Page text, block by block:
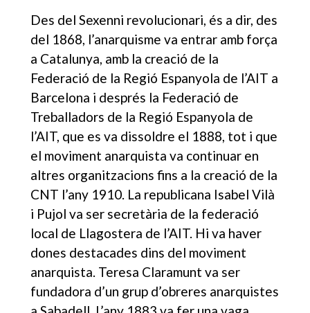
Des del Sexenni revolucionari, és a dir, des
del 1868, l’anarquisme va entrar amb força
a Catalunya, amb la creació de la
Federació de la Regió Espanyola de l’AIT a
Barcelona i després la Federació de
Treballadors de la Regió Espanyola de
l’AIT, que es va dissoldre el 1888, tot i que
el moviment anarquista va continuar en
altres organitzacions fins a la creació de la
CNT l’any 1910. La republicana Isabel Vilà
i Pujol va ser secretària de la federació
local de Llagostera de l’AIT. Hi va haver
dones destacades dins del moviment
anarquista. Teresa Claramunt va ser
fundadora d’un grup d’obreres anarquistes